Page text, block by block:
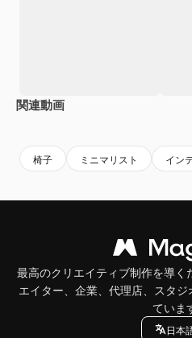
関連動画
椅子 ミニマリスト イン
最高のクリエイティブ制作を導く
エイター、企業、代理店、スタ
ていま
日本